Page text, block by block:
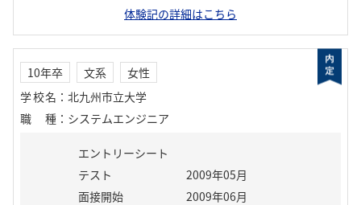
体験記の詳細はこちら
10年卒 文系
女性
学校名 ： 北九州市立大学
職種 ： システムエンジニア
エントリーシート
テスト
2009年05月
面接開始
2009年06月